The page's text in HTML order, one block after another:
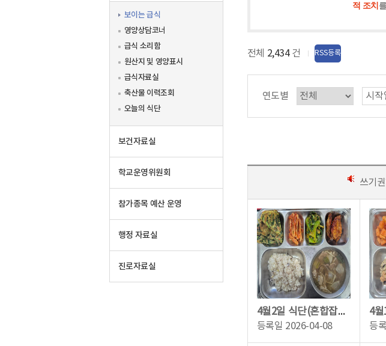
보이는 급식
영양상담코너
급식 소리함
원산지 및 영양표시
급식자료실
축산물 이력조회
오늘의 식단
보건자료실
학교운영위원회
참가종목 예산 운영
행정 자료실
진로자료실
적 조치
전체 2,434 건 RSS등록
연도별
쓰기
4월2일 식단(혼합잡곡밥,쇠고기버섯국,닭봉굴소스볶음,청경채나물,애호박새우부추전,...
등록일 2026-04-08
등